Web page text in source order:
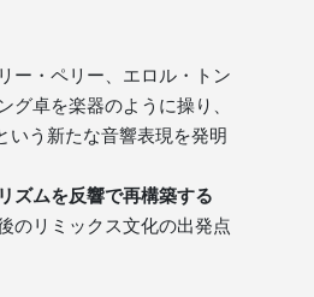
ー・ペリー、エロル・トン
グ卓を楽器のように操り、
いう新たな音響表現を発明
ズムを反響で再構築する
リミックス文化の出発点